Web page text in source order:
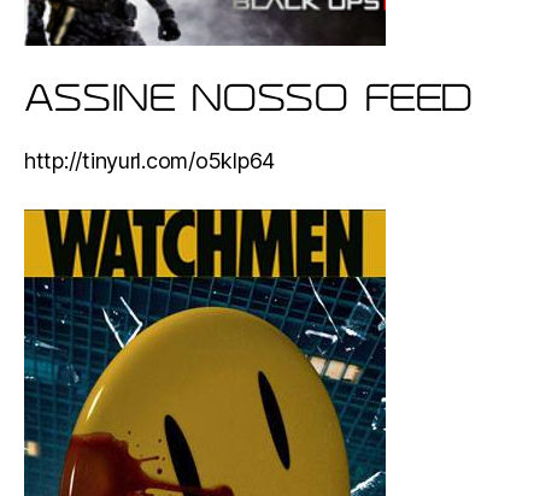
ASSINE NOSSO FEED
http://tinyurl.com/o5klp64